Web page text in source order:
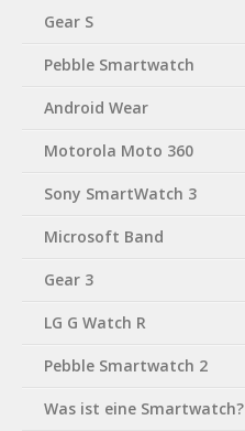
Gear S
Pebble Smartwatch
Android Wear
Motorola Moto 360
Sony SmartWatch 3
Microsoft Band
Gear 3
LG G Watch R
Pebble Smartwatch 2
Was ist eine Smartwatch?